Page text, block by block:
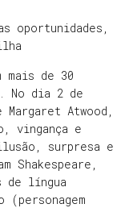
oportunidades,
de 30
No dia 2 de
Atwood,
vingança e
surpresa e
de língua